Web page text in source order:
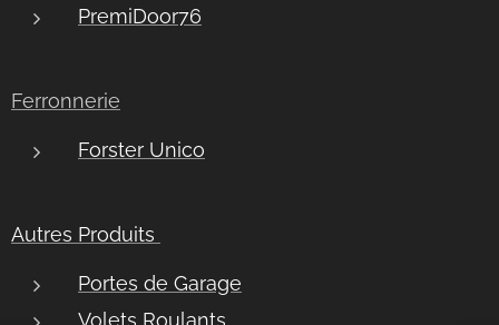
PremiDoor76
Ferronnerie
Forster Unico
Autres Produits
Portes de Garage
Volets Roulants